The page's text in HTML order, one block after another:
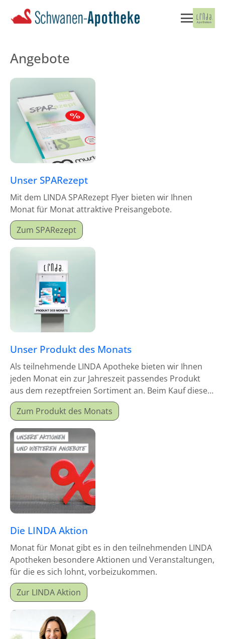
Angebote
Unser SPARezept
Mit dem LINDA SPARezept Flyer bieten wir Ihnen
Monat für Monat attraktive Preisangebote.
Zum SPARezept
Unser Produkt des Monats
Als teilnehmende LINDA Apotheke bieten wir Ihnen
jeden Monat ein zur Jahreszeit passendes Produkt
aus dem rezeptfreien Sortiment an. Beim Kauf dieses
Monatsproduktes erhalten Sie einen Mitgabeartikel
gratis dazu.
Zum Produkt des Monats
Die LINDA Aktion
Monat für Monat gibt es in den teilnehmenden LINDA
Apotheken besondere Aktionen und Veranstaltungen,
für die es sich lohnt, vorbeizukommen.
Zur LINDA Aktion